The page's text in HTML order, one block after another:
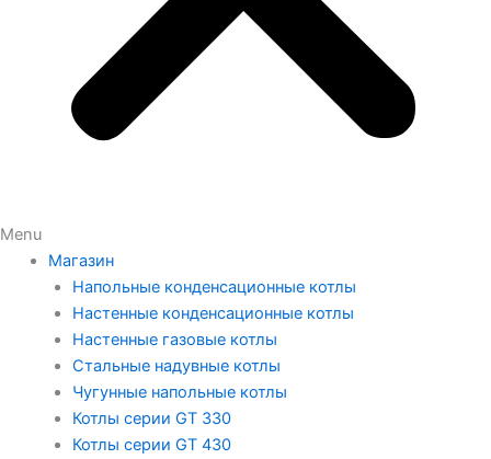
Menu
Магазин
Напольные конденсационные котлы
Настенные конденсационные котлы
Настенные газовые котлы
Стальные надувные котлы
Чугунные напольные котлы
Котлы серии GT 330
Котлы серии GT 430